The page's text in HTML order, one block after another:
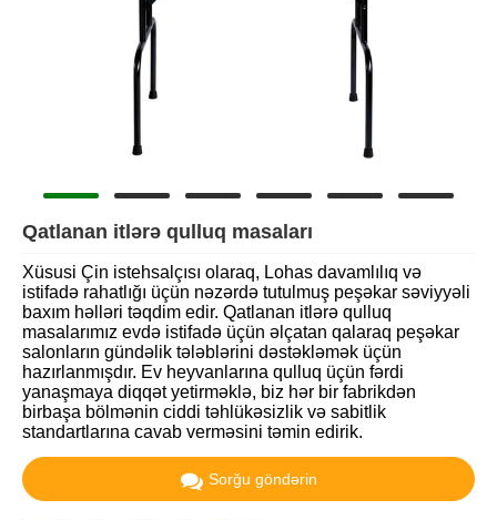
Qatlanan itlərə qulluq masaları
Xüsusi Çin istehsalçısı olaraq, Lohas davamlılıq və
istifadə rahatlığı üçün nəzərdə tutulmuş peşəkar səviyyəli
baxım həlləri təqdim edir. Qatlanan itlərə qulluq
masalarımız evdə istifadə üçün əlçatan qalaraq peşəkar
salonların gündəlik tələblərini dəstəkləmək üçün
hazırlanmışdır. Ev heyvanlarına qulluq üçün fərdi
yanaşmaya diqqət yetirməklə, biz hər bir fabrikdən
birbaşa bölmənin ciddi təhlükəsizlik və sabitlik
standartlarına cavab verməsini təmin edirik.
Sorğu göndərin